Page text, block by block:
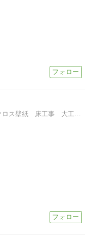
横浜を中心に内装工事をしています クロス壁紙 床工事 大工工事お任せあれ